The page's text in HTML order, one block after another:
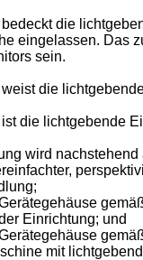
die
eingelassen. Das
sein.
die
die lichtgebende
wird
Einrichtung; und
mit